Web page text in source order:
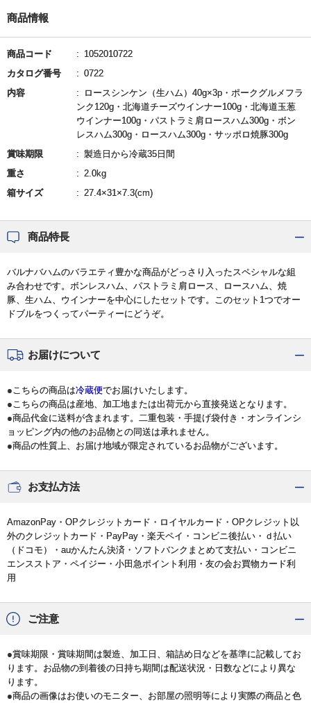
商品情報
商品コード
1052010722
カタログ番号
0722
内容
ロースシンケン（生ハム）40g×3p・ポークグルメフラ
ンク120g・北海道チーズウインナー100g・北海道玉葱
ウインナー100g・パストラミ肩ロースハム300g・ボン
レスハム300g・ロースハム300g・サッポロ焼豚300g
賞味期限
製造日から冷蔵35日間
重さ
2.0kg
箱サイズ
27.4×31×7.3(cm)
商品特長
バルナバハムのバラエティ豊かな商品がどっさり入ったスペシャルな組
み合わせです。ボンレスハム、パストラミ肩ロース、ロースハム、焼
豚、生ハム、ウインナーを中心にしたセットです。このセット1つでオー
ドブルをつくってパーティーにどうぞ。
お届けについて
●こちらの商品は冷蔵便でお届けいたします。
●こちらの商品は産地、加工地または出荷元から直接発送となります。
●商品代金に送料が含まれます。二重包装・手提げ袋付き・オンラインシ
ョッピング内の他のお品物との同送は承れません。
●商品の性質上、お届け地域が限定されているお品物がございます。
お支払方法
AmazonPay・OPクレジットカード・ロイヤルカード・OPクレジット以
外のクレジットカード・PayPay・楽天ペイ・コンビニ後払い・ｄ払い
（ドコモ）・auかんたん決済・ソフトバンクまとめて支払い・コンビニ
エンスストア・ペイジー・小田急ポイント利用・友の会お買物カード利
用
ご注意
●賞味期限・賞味期間は製造、加工日、箱詰め日などを基準に記載してお
ります。お品物の到着後の日持ち期間は配送状況・日数などにより異な
ります。
●商品の画像はお使いのモニター、お部屋の照明等により実際の商品と色